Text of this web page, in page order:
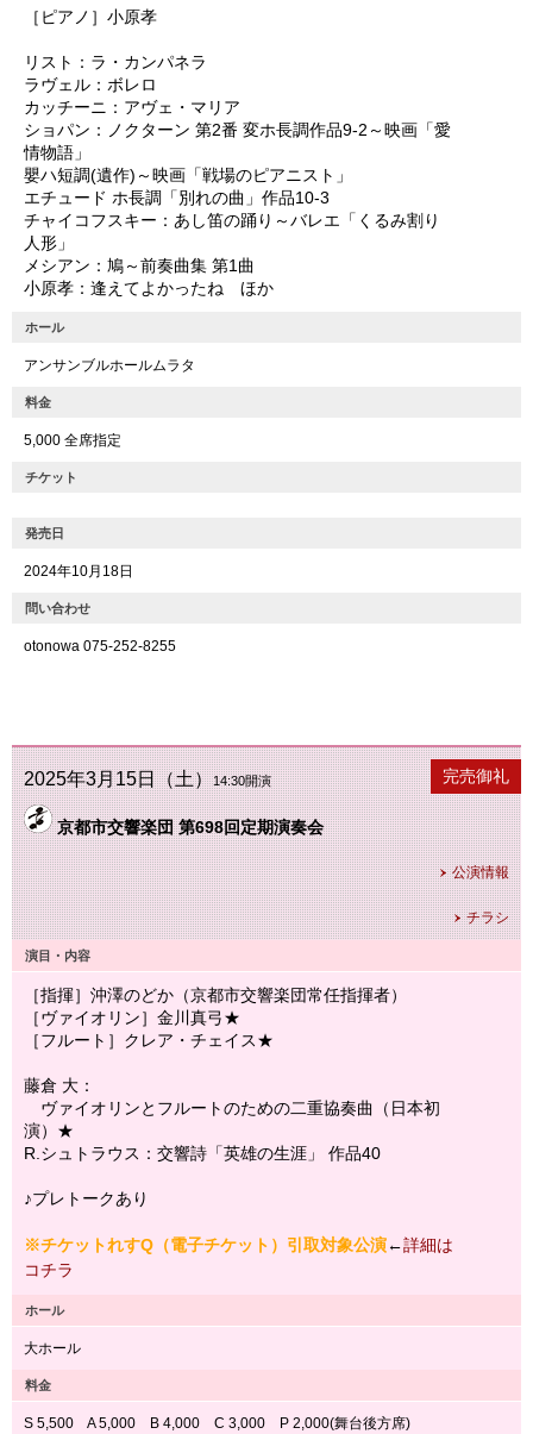
［ピアノ］小原孝
リスト：ラ・カンパネラ
ラヴェル：ボレロ
カッチーニ：アヴェ・マリア
ショパン：ノクターン 第2番 変ホ長調作品9-2～映画「愛
情物語」
嬰ハ短調(遺作)～映画「戦場のピアニスト」
エチュード ホ長調「別れの曲」作品10-3
チャイコフスキー：あし笛の踊り～バレエ「くるみ割り
人形」
メシアン：鳩～前奏曲集 第1曲
小原孝：逢えてよかったね ほか
ホール
アンサンブルホールムラタ
料金
5,000 全席指定
チケット
発売日
2024年10月18日
問い合わせ
otonowa 075-252-8255
2025年3月15日（土）14:30開演
京都市交響楽団 第698回定期演奏会
公演情報
チラシ
公演終了
完売御礼
演目・内容
［指揮］沖澤のどか（京都市交響楽団常任指揮者）
［ヴァイオリン］金川真弓★
［フルート］クレア・チェイス★
藤倉 大：
ヴァイオリンとフルートのための二重協奏曲（日本初
演）★
R.シュトラウス：交響詩「英雄の生涯」 作品40
♪プレトークあり
※チケットれすQ（電子チケット）引取対象公演←詳細は
コチラ
ホール
大ホール
料金
S 5,500 A 5,000 B 4,000 C 3,000 P 2,000(舞台後方席)